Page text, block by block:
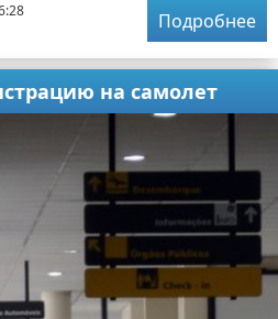
Подробнее
на самолет